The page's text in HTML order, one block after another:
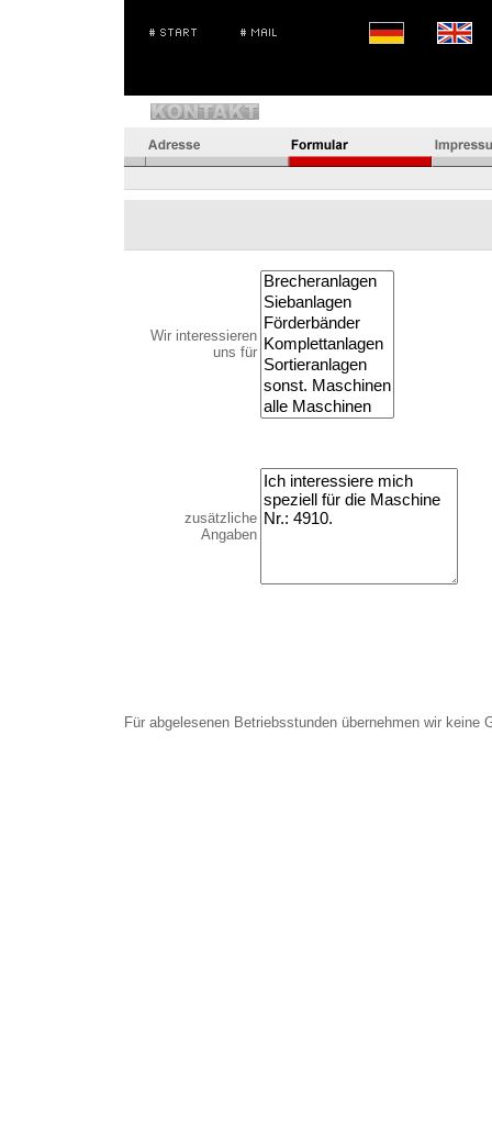
Wir interessieren
uns für
zusätzliche
Angaben
Für abgelesenen Betriebsstunden übernehmen wir keine